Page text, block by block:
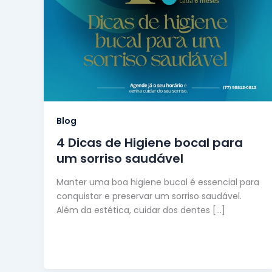
Blog
4 Dicas de Higiene bocal para
um sorriso saudável
Manter uma boa higiene bucal é essencial para
conquistar e preservar um sorriso saudável.
Além da estética, cuidar dos dentes […]